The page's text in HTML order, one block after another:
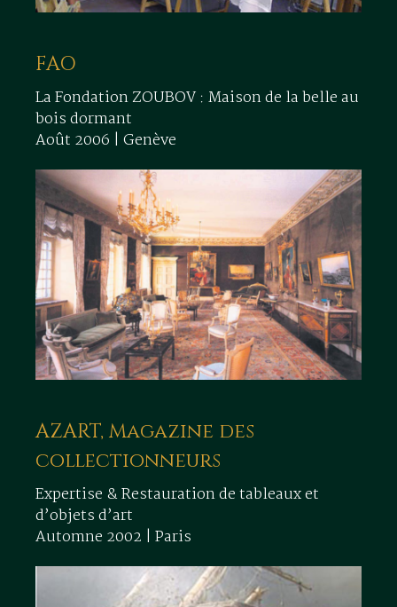
FAO
La Fondation ZOUBOV : Maison de la belle au
bois dormant
Août 2006 | Genève
AZART, Magazine des
collectionneurs
Expertise & Restauration de tableaux et
d’objets d’art
Automne 2002 | Paris